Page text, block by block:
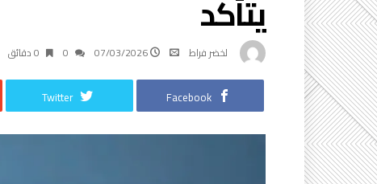
يتأكد
لخضر فراط 07/03/2026 0 ‫دقائق‬
Facebook
Twitter